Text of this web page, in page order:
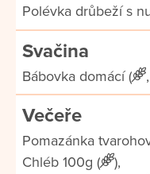
Polévka drůbeží s
Svačina
Bábovka domácí (
Večeře
Pomazánka
Chléb 100g (
),